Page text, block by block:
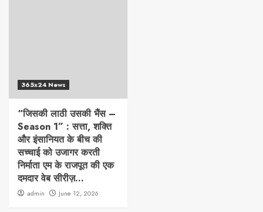
365x24 News
“जिसकी लाठी उसकी भैंस –
Season 1” : सत्ता, शक्ति
और इंसानियत के बीच की
सच्चाई को उजागर करती
निर्माता एम के राजपूत की एक
दमदार वेब सीरीज़…
admin June 12, 2026